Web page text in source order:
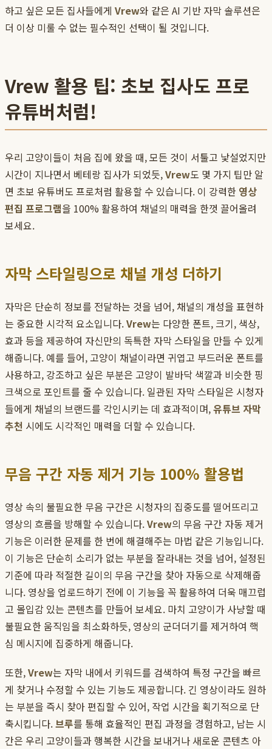
하고 싶은 모든 집사들에게 Vrew와 같은 AI 기반 자막 솔루션은
더 이상 미룰 수 없는 필수적인 선택이 될 것입니다.
Vrew 활용 팁: 초보 집사도 프로
유튜버처럼!
우리 고양이들이 처음 집에 왔을 때, 모든 것이 서툴고 낯설었지만
시간이 지나면서 베테랑 집사가 되었듯,Vrew도 몇 가지 팁만 알
면 초보 유튜버도 프로처럼 활용할 수 있습니다. 이 강력한 영상
편집 프로그램을 100% 활용하여 채널의 매력을 한껏 끌어올려
보세요.
자막 스타일링으로 채널 개성 더하기
자막은 단순히 정보를 전달하는 것을 넘어, 채널의 개성을 표현하
는 중요한 시각적 요소입니다.Vrew는 다양한 폰트, 크기, 색상,
효과 등을 제공하여 자신만의 독특한 자막 스타일을 만들 수 있게
해줍니다. 예를 들어, 고양이 채널이라면 귀엽고 부드러운 폰트를
사용하고, 강조하고 싶은 부분은 고양이 발바닥 색깔과 비슷한 핑
크색으로 포인트를 줄 수 있습니다. 일관된 자막 스타일은 시청자
들에게 채널의 브랜드를 각인시키는 데 효과적이며,유튜브 자막
추천 시에도 시각적인 매력을 더할 수 있습니다.
무음 구간 자동 제거 기능 100% 활용법
영상 속의 불필요한 무음 구간은 시청자의 집중도를 떨어뜨리고
영상의 흐름을 방해할 수 있습니다.Vrew의 무음 구간 자동 제거
기능은 이러한 문제를 한 번에 해결해주는 마법 같은 기능입니다.
이 기능은 단순히 소리가 없는 부분을 잘라내는 것을 넘어, 설정된
기준에 따라 적절한 길이의 무음 구간을 찾아 자동으로 삭제해줍
니다. 영상을 업로드하기 전에 이 기능을 꼭 활용하여 더욱 매끄럽
고 몰입감 있는 콘텐츠를 만들어 보세요. 마치 고양이가 사냥할 때
불필요한 움직임을 최소화하듯, 영상의 군더더기를 제거하여 핵
심 메시지에 집중하게 해줍니다.
또한,Vrew는 자막 내에서 키워드를 검색하여 특정 구간을 빠르
게 찾거나 수정할 수 있는 기능도 제공합니다. 긴 영상이라도 원하
는 부분을 즉시 찾아 편집할 수 있어, 작업 시간을 획기적으로 단
축시킵니다.브루를 통해 효율적인 편집 과정을 경험하고, 남는 시
간은 우리 고양이들과 행복한 시간을 보내거나 새로운 콘텐츠 아